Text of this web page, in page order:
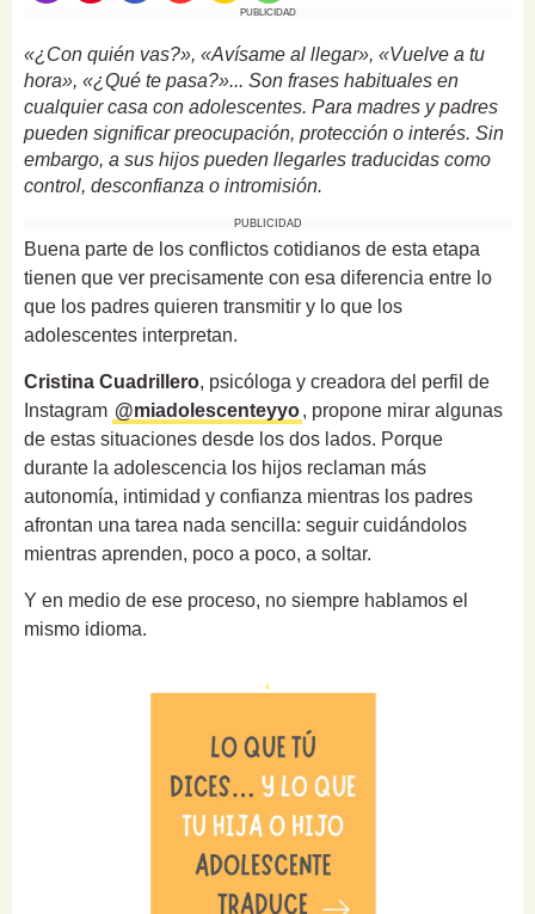
PUBLICIDAD
«¿Con quién vas?», «Avísame al llegar», «Vuelve a tu
hora», «¿Qué te pasa?»... Son frases habituales en
cualquier casa con adolescentes. Para madres y padres
pueden significar preocupación, protección o interés. Sin
embargo, a sus hijos pueden llegarles traducidas como
control, desconfianza o intromisión.
PUBLICIDAD
Buena parte de los conflictos cotidianos de esta etapa
tienen que ver precisamente con esa diferencia entre lo
que los padres quieren transmitir y lo que los
adolescentes interpretan.
Cristina Cuadrillero, psicóloga y creadora del perfil de
Instagram @miadolescenteyyo, propone mirar algunas
de estas situaciones desde los dos lados. Porque
durante la adolescencia los hijos reclaman más
autonomía, intimidad y confianza mientras los padres
afrontan una tarea nada sencilla: seguir cuidándolos
mientras aprenden, poco a poco, a soltar.
Y en medio de ese proceso, no siempre hablamos el
mismo idioma.